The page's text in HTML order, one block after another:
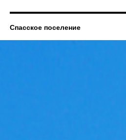
Спасское поселение